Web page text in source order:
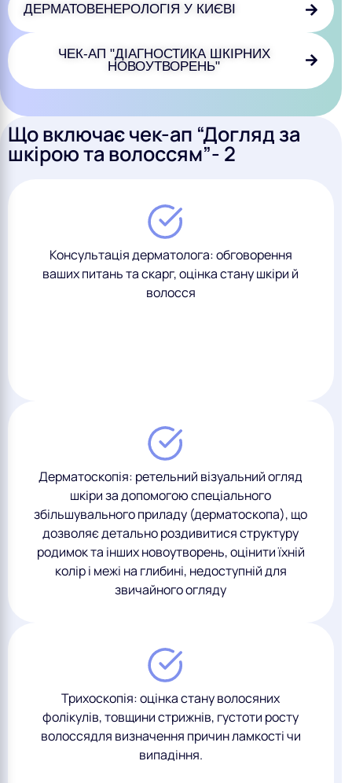
ДЕРМАТОВЕНЕРОЛОГІЯ У КИЄВІ
ЧЕК-АП "ДІАГНОСТИКА ШКІРНИХ
НОВОУТВОРЕНЬ"
Що включає чек-ап “Догляд за
шкірою та волоссям”- 2
Консультація дерматолога: обговорення
ваших питань та скарг, оцінка стану шкіри й
волосся
Дерматоскопія: ретельний візуальний огляд
шкіри за допомогою спеціального
збільшувального приладу (дерматоскопа), що
дозволяє детально роздивитися структуру
родимок та інших новоутворень, оцінити їхній
колір і межі на глибині, недоступній для
звичайного огляду
Трихоскопія: оцінка стану волосяних
фолікулів, товщини стрижнів, густоти росту
волоссядля визначення причин ламкості чи
випадіння.